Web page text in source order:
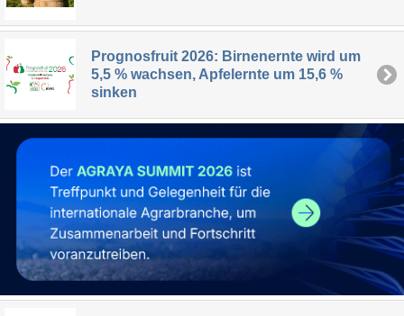
Prognosfruit 2026: Birnenernte wird um
5,5 % wachsen, Apfelernte um 15,6 %
sinken